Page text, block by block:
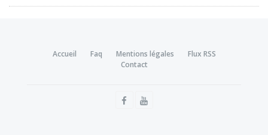
Accueil Faq Mentions légales
Flux RSS
Contact